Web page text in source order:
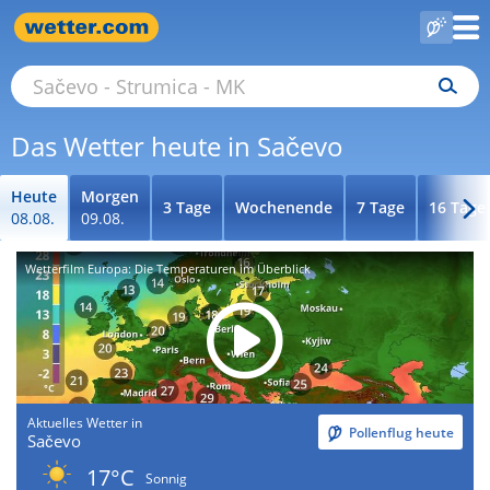
Das Wetter heute in Sačevo
Heute
08.08.
Morgen
09.08.
3 Tage Wochenende 7 Tage 16 Tage
Wetterfilm Europa: Die Temperaturen im Überblick
Aktuelles Wetter in
Sačevo Pollenflug heute
17°C
Sonnig